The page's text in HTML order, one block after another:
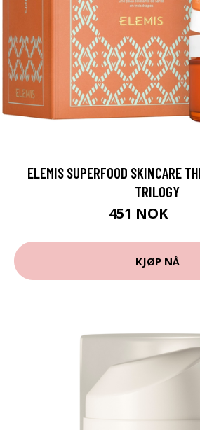
ELEMIS SUPERFOOD SKINCARE
TRILOGY
451 NOK
KJØP NÅ